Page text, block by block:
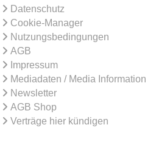
Datenschutz
Cookie-Manager
Nutzungsbedingungen
AGB
Impressum
Mediadaten / Media Information
Newsletter
AGB Shop
Verträge hier kündigen